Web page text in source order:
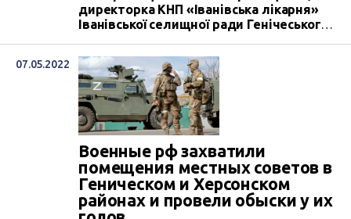
директорка КНП «Іванівська лікарня»
Іванівської селищної ради Генічеського
погрожує своїм підлеглим, а також
працівникам інших медичних закладів
«підвалом». Попри це вона досі
продовжує бути законною керівницею
цього комунального некомерційного
підприємства.
07.05.2022
Военные рф захватили
помещения местных советов в
Геническом и Херсонском
районах и провели обыски у их